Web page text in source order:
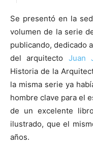
Se presentó en la
volumen de la serie
publicando, dedicado a
del arquitecto Juan
Historia de la
la misma serie ya
hombre clave para el
de un excelente
ilustrado, que el
años.